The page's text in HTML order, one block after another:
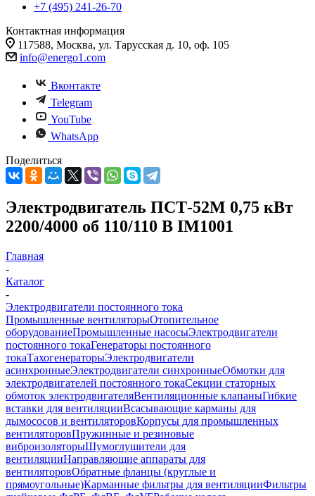
+7 (495) 241-26-70
Контактная информация
117588, Москва, ул. Тарусская д. 10, оф. 105
info@energo1.com
Вконтакте
Telegram
YouTube
WhatsApp
Поделиться
Электродвигатель ПСТ-52М 0,75 кВт
2200/4000 об 110/110 В IM1001
Главная
-
Каталог
-
Электродвигатели постоянного тока
Промышленные вентиляторыОтопительное
оборудованиеПромышленные насосыЭлектродвигатели
постоянного токаГенераторы постоянного
токаТахогенераторыЭлектродвигатели
асинхронныеЭлектродвигатели синхронныеОбмотки для
электродвигателей постоянного токаСекции статорных
обмоток электродвигателяВентиляционные клапаныГибкие
вставки для вентиляцииВсасывающие карманы для
дымососов и вентиляторовКорпусы для промышленных
вентиляторовПружинные и резиновые
виброизоляторыШумоглушители для
вентиляцииНаправляющие аппараты для
вентиляторовОбратные фланцы (круглые и
прямоугольные)Карманные фильтры для вентиляцииФильтры